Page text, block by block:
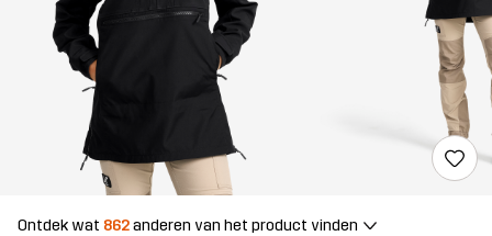
Ontdek wat 862anderen van het product vinden